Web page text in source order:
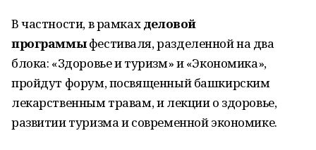
В частности, в рамкахделовой
программыфестиваля, разделенной на два
блока: «Здоровье и туризм» и «Экономика»,
пройдут форум, посвященный башкирским
лекарственным травам, и лекции о здоровье,
развитии туризма и современной экономике.